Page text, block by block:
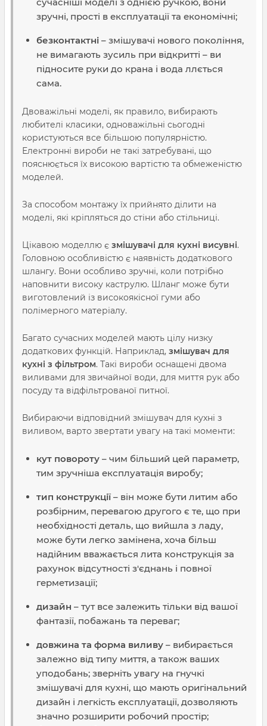
зручні, прості в експлуатації та економічні;
безконтактні – змішувачі нового покоління,
не вимагають зусиль при відкритті – ви
підносите руки до крана і вода ллється
сама.
Двоважільні моделі, як правило, вибирають
любителі класики, одноважільні сьогодні
користуються все більшою популярністю.
Електронні вироби не такі затребувані, що
пояснюється їх високою вартістю та обмеженістю
моделей.
За способом монтажу їх прийнято ділити на
моделі, які кріпляться до стіни або стільниці.
Цікавою моделлю є змішувачі для кухні висувні.
Головною особливістю є наявність додаткового
шлангу. Вони особливо зручні, коли потрібно
наповнити високу каструлю. Шланг може бути
виготовлений із високоякісної гуми або
полімерного матеріалу.
Багато сучасних моделей мають цілу низку
додаткових функцій. Наприклад, змішувач для
кухні з фільтром. Такі вироби оснащені двома
виливами для звичайної води, для миття рук або
посуду та відфільтрованої питної.
Вибираючи відповідний змішувач для кухні з
виливом, варто звертати увагу на такі моменти:
кут повороту – чим більший цей параметр,
тим зручніша експлуатація виробу;
тип конструкції – він може бути литим або
розбірним, перевагою другого є те, що при
необхідності деталь, що вийшла з ладу,
може бути легко замінена, хоча більш
надійним вважається лита конструкція за
рахунок відсутності з'єднань і повної
герметизації;
дизайн – тут все залежить тільки від вашої
фантазії, побажань та переваг;
довжина та форма виливу – вибирається
залежно від типу миття, а також ваших
уподобань; зверніть увагу на гнучкі
змішувачі для кухні, що мають оригінальний
дизайн і легкість експлуатації, дозволяють
значно розширити робочий простір;